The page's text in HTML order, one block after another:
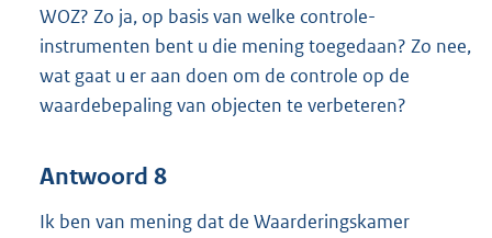
WOZ? Zo ja, op basis van welke controle-
instrumenten bent u die mening toegedaan? Zo nee,
wat gaat u er aan doen om de controle op de
waardebepaling van objecten te verbeteren?
Antwoord 8
Ik ben van mening dat de Waarderingskamer